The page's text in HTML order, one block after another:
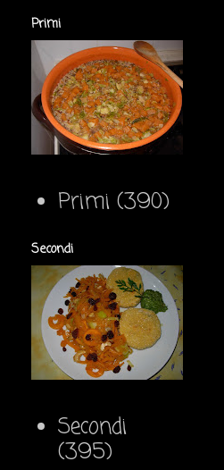
Primi
Primi (390)
Secondi
Secondi
(395)